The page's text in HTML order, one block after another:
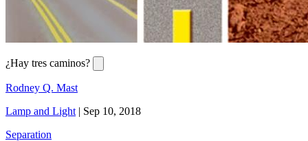
¿Hay tres caminos?
Rodney Q. Mast
Lamp and Light | Sep 10, 2018
Separation